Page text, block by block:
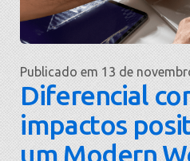
Publicado em 13 de
Diferencial
impactos
um Modern